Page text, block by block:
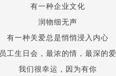
有一种企业文化
润物细无声
有一种关爱总是悄悄浸入内心
员工生日会，最浓的情，最深的爱
我们很幸运，因为有你